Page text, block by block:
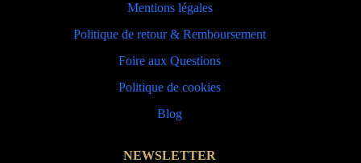
Mentions légales
Politique de retour & Remboursement
Foire aux Questions
Politique de cookies
Blog
NEWSLETTER